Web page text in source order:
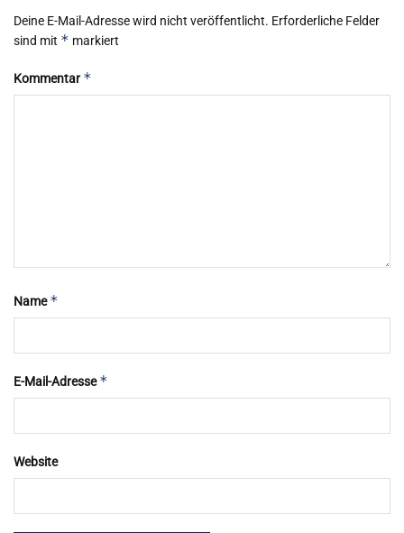
Deine E-Mail-Adresse wird nicht veröffentlicht. Erforderliche Felder
sind mit * markiert
Kommentar *
Name*
E-Mail-Adresse*
Website